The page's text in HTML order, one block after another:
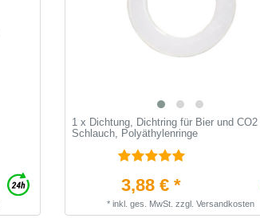
1 x Dichtung, Dichtring für Bier und CO2
Schlauch, Polyäthylenringe
3,88 € *
* inkl. ges. MwSt. zzgl. Versandkosten